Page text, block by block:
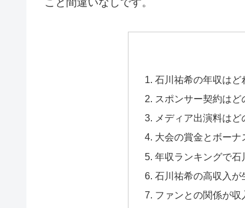
こと間違いなしです。
石川祐希の年収はど
スポンサー契約はど
メディア出演料は
大会の賞金とボーナ
年収ランキングで石
石川祐希の高収入が
ファンとの関係が収